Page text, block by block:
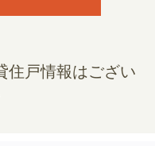
住戸情報はござい